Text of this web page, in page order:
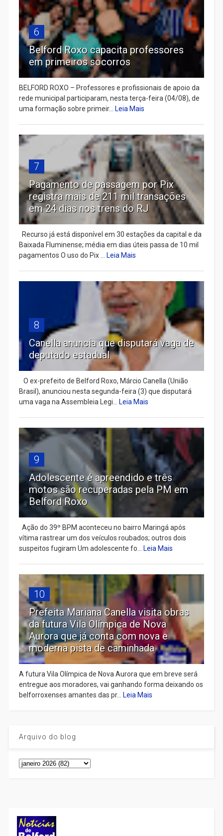
6
Belford Roxo capacita professores
em primeiros socorros
BELFORD ROXO – Professores e profissionais de apoio da
rede municipal participaram, nesta terça-feira (04/08), de
uma formação sobre primeir... Leia Mais
7
Pagamento de passagem por Pix
registra mais de 211 mil transações
em 24 dias nos trens do RJ
Recurso já está disponível em 30 estações da capital e da
Baixada Fluminense; média em dias úteis passa de 10 mil
pagamentos O uso do Pix ... Leia Mais
8
Canella anuncia que disputará vaga de
deputado estadual
​ O ex-prefeito de Belford Roxo, Márcio Canella (União
Brasil), anunciou nesta segunda-feira (3) que disputará
uma vaga na Assembleia Legi... Leia Mais
9
Adolescente é apreendido e três
motos são recuperadas pela PM em
Belford Roxo
Ação do 39º BPM aconteceu no bairro Maringá após
vítima rastrear um dos veículos roubados; outros dois
suspeitos fugiram Um adolescente fo... Leia Mais
10
Prefeita Mariana Canella visita obras
da futura Vila Olímpica de Nova
Aurora que já conta com nova e
moderna pista de caminhada
A futura Vila Olímpica de Nova Aurora que em breve será
entregue aos moradores, vai ganhando forma deixando os
belforroxenses amantes das pr... Leia Mais
Arquivo do blog